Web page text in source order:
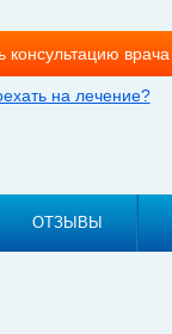
консультацию врача
на лечение?
ОТЗЫВЫ